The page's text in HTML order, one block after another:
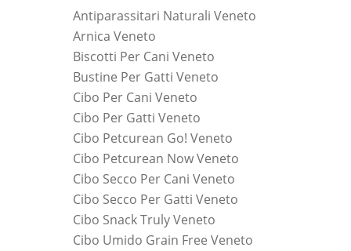
Antiparassitari Naturali Veneto
Arnica Veneto
Biscotti Per Cani Veneto
Bustine Per Gatti Veneto
Cibo Per Cani Veneto
Cibo Per Gatti Veneto
Cibo Petcurean Go! Veneto
Cibo Petcurean Now Veneto
Cibo Secco Per Cani Veneto
Cibo Secco Per Gatti Veneto
Cibo Snack Truly Veneto
Cibo Umido Grain Free Veneto